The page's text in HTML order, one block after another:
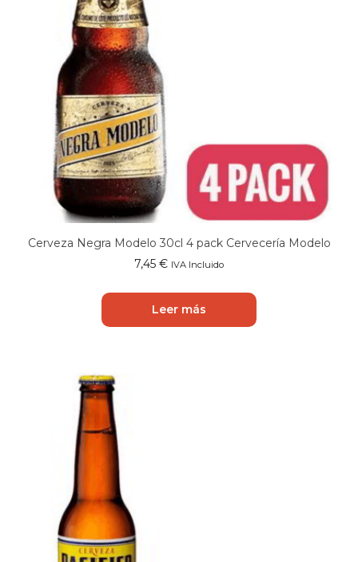
Cerveza Negra Modelo 30cl 4 pack Cervecería Modelo
7,45 € IVA Incluido
Leer más